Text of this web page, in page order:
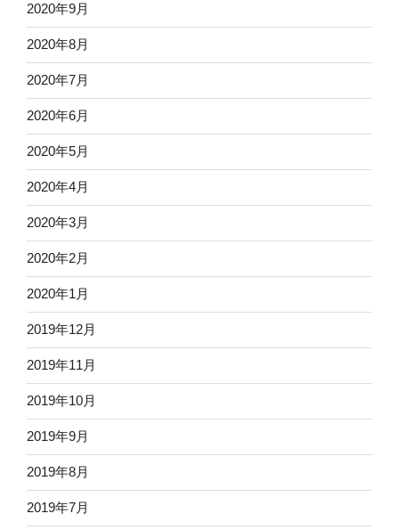
2020年9月
2020年8月
2020年7月
2020年6月
2020年5月
2020年4月
2020年3月
2020年2月
2020年1月
2019年12月
2019年11月
2019年10月
2019年9月
2019年8月
2019年7月